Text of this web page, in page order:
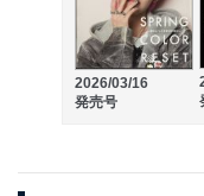
2026/03/16
発売号